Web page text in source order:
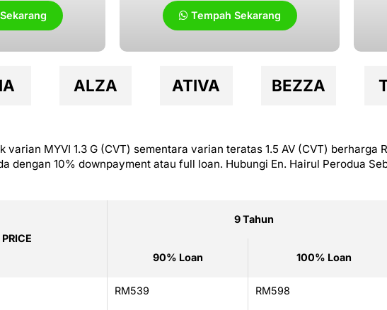
Tempah Sekarang
ALZA ATIVA BEZZA
MYVI 1.3 G (CVT) sementara varian teratas 1.5 AV (CVT) berharga
dengan 10% downpayment atau full loan. Hubungi En. Hairul Perodua
9 Tahun
90% Loan 100% Loan
RM539 RM598